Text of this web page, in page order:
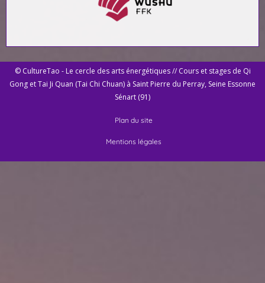
© CultureTao - Le cercle des arts énergétiques // Cours et stages de Qi
Gong et Tai Ji Quan (Tai Chi Chuan) à Saint Pierre du Perray, Seine Essonne
Sénart (91)
Plan du site
Mentions légales